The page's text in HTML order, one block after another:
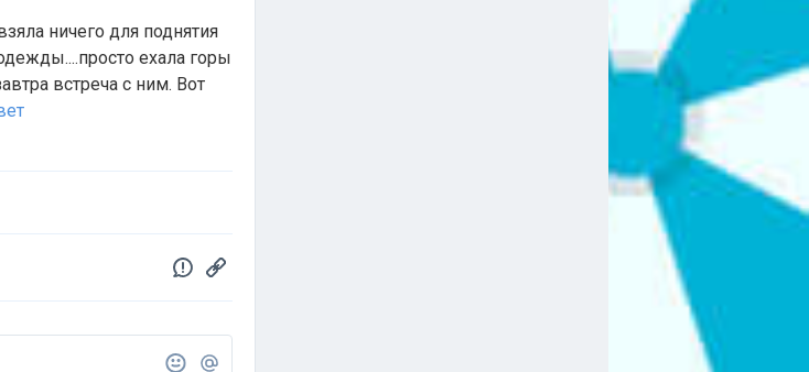
ничего для поднятия
ехала горы
встреча с ним. Вот